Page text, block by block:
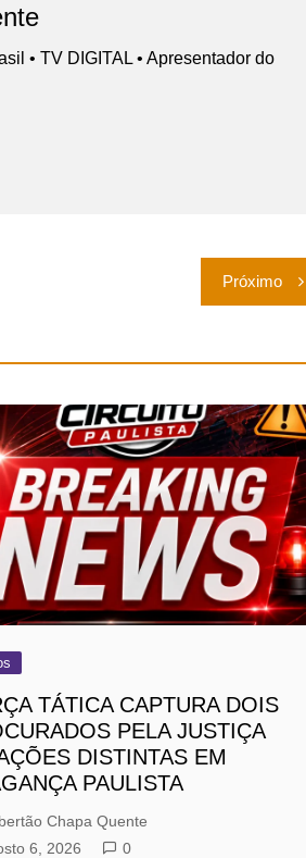
• TV DIGITAL • Apresentador do
Próximo
TÁTICA CAPTURA DOIS
PELA JUSTIÇA
DISTINTAS EM
PAULISTA
Chapa Quente
6, 2026
0